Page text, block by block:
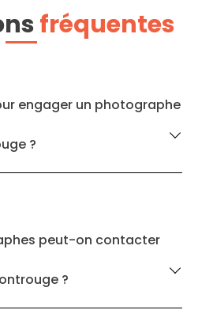
fréquentes
engager un photographe
?
peut-on contacter
?